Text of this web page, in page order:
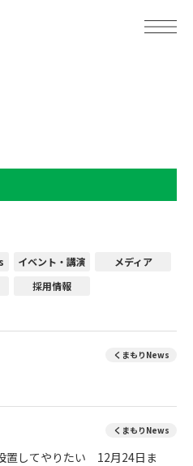
イベント・講演
メディア
採用情報
くまもりNews
くまもりNews
置してやりたい 12月24日ま